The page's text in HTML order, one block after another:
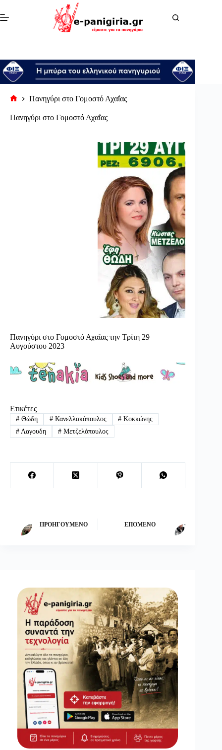
στο
περιεχόμενο
σελίδα
Πανηγύρι στο Γομοστό Αχαΐας
Πανηγύρι στο Γομοστό Αχαΐας
Πανηγύρι στο Γομοστό Αχαΐας την Τρίτη 29
Αυγούστου 2023
Ετικέτες
#Θώδη #Κανελλακόπουλος # Κοκκώνης
#Λαγουδη #Μετζελόπουλος
ΠΡΟΗΓΟΎΜΕΝΟ ΕΠΌΜΕΝΟ